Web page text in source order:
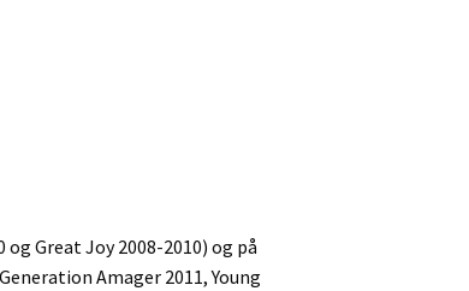
Great Joy 2008-2010) og på
Amager 2011, Young